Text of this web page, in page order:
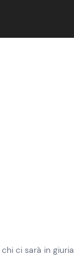
ci sarà in giuria